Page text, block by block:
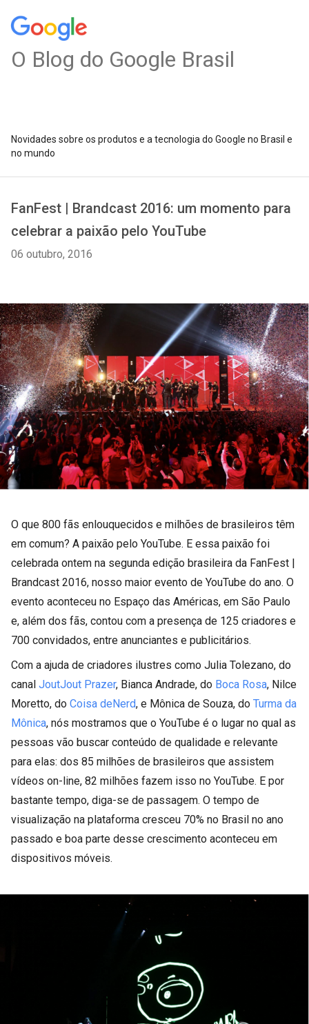
O Blog do Google Brasil
Novidades sobre os produtos e a tecnologia do Google no Brasil e
no mundo
FanFest | Brandcast 2016: um momento para
celebrar a paixão pelo YouTube
06 outubro, 2016
O que 800 fãs enlouquecidos e milhões de brasileiros têm
em comum? A paixão pelo YouTube. E essa paixão foi
celebrada ontem na segunda edição brasileira da FanFest |
Brandcast 2016, nosso maior evento de YouTube do ano. O
evento aconteceu no Espaço das Américas, em São Paulo
e, além dos fãs, contou com a presença de 125 criadores e
700 convidados, entre anunciantes e publicitários.
Com a ajuda de criadores ilustres como Julia Tolezano, do
canal JoutJout Prazer, Bianca Andrade, do Boca Rosa, Nilce
Moretto, do Coisa deNerd, e Mônica de Souza, do Turma da
Mônica, nós mostramos que o YouTube é o lugar no qual as
pessoas vão buscar conteúdo de qualidade e relevante
para elas: dos 85 milhões de brasileiros que assistem
vídeos on-line, 82 milhões fazem isso no YouTube. E por
bastante tempo, diga-se de passagem. O tempo de
visualização na plataforma cresceu 70% no Brasil no ano
passado e boa parte desse crescimento aconteceu em
dispositivos móveis.